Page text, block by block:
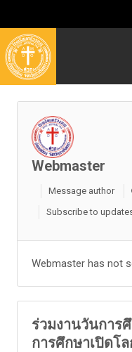
Webmaster
Message author
Subscribe to
Webmaster has not
ร่วมงานวันการ
การศึกษาเปิดโ